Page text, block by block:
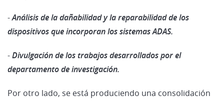
-Análisis de la dañabilidad y la reparabilidad de los
dispositivos que incorporan los sistemas ADAS.
-Divulgación de los trabajos desarrollados por el
departamento de investigación.
Por otro lado, se está produciendo una consolidación